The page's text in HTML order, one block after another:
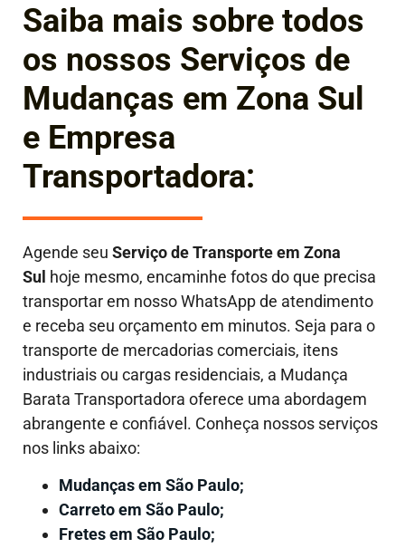
Saiba mais sobre todos
os nossos Serviços de
Mudanças em Zona Sul
e Empresa
Transportadora:
Agende seu Serviço de Transporte em Zona
Sul hoje mesmo, encaminhe fotos do que precisa
transportar em nosso WhatsApp de atendimento
e receba seu orçamento em minutos. Seja para o
transporte de mercadorias comerciais, itens
industriais ou cargas residenciais, a Mudança
Barata Transportadora oferece uma abordagem
abrangente e confiável. Conheça nossos serviços
nos links abaixo:
Mudanças em São Paulo;
Carreto em São Paulo;
Fretes em São Paulo;